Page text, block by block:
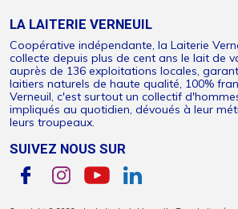
LA LAITERIE VERNEUIL
Coopérative indépendante, la Laiterie
collecte depuis plus de cent ans le lait de
auprès de 136 exploitations locales,
laitiers naturels de haute qualité, 100%
Verneuil, c'est surtout un collectif
impliqués au quotidien, dévoués à leur
leurs troupeaux.
SUIVEZ NOUS SUR